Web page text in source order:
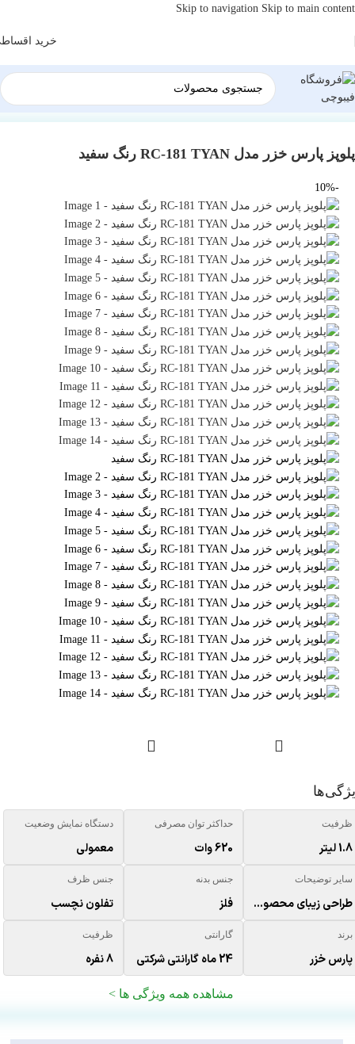
Skip to navigation Skip to main content
خرید
خانه/لوازم خانگی/پخت و پز/پلوپز
پلوپز پارس خزر مدل RC-181 TYAN رنگ سفید
-10%
ظرفیت
1.8 لیتر
حداکثر توان مصرفی
620 وات
دستگاه نمایش وضعیت
معمولی
سایر توضیحات
طراحی زیبای محصول با بدنه فلزی با پوشش رنگ اپوکسی نسوز و مقاوم در برابر حرارت - پخت برنج با درجات مختلف رنگ ته دیگ مطابق سلیقه و ذایقه مشتریان ایرانی - ظرف مخصوص پخت برنج با روکش مواد تفلون نچسب بهداشتی و مقاوم با کیفیت بالا - درب شیشه‌ای پیرکس و سوپاپدار جهت خروج بخار - استفاده از تایمر و ترموستات با دقت و کیفیت بالا جهت تنظیم حالت‌های مختلف پخت مواد غذایی و مصرف بهینه انرژی - استفاده از مواد پلاستیکی بهداشتی و مقاوم در برابر حرارت - استفاده از سیم‌های نسوز جهت افزایش ایمنی محصول - دارای محفظه سیم جمع کن - استفاده از ترمال فیوز جهت ایمنی مضاعف و جلوگیری از هرگونه خطرات احتمالی - تفلون نچسب با کیفیت بسیار بالا - بدنه فلزی با پوشش رنگ اپوکسی - زمان سنج پخت خودکار با پخت ته دیگ دلخواه
جنس بدنه
فلز
جنس ظرف
تفلون نچسب
برند
پارس خزر
گارانتی
24 ماه گارانتی شرکتی
ظرفیت
8 نفره
مشاهده همه ویژگی ها >